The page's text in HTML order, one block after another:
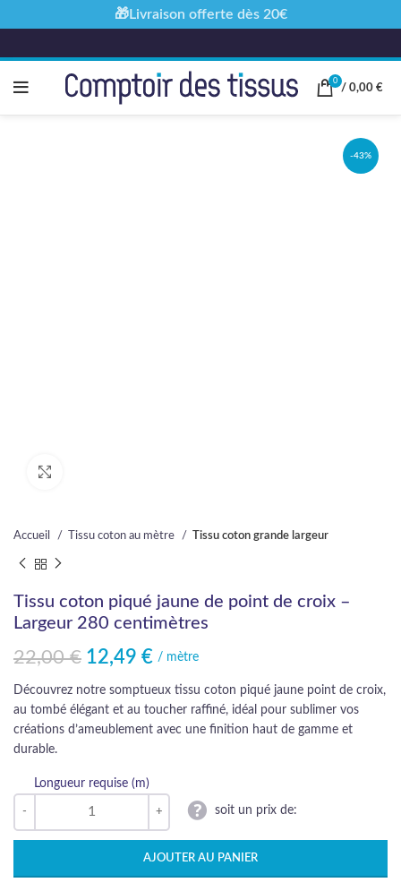
0
/ 0,00 €
-43%
Accueil Tissu coton au mètre Tissu coton grande largeur
Tissu coton piqué jaune de point de croix –
Largeur 280 centimètres
22,00€
Le prix initial était : 22,00 €.
12,49 €
Le prix actuel est : 12,49 €./ mètre
Découvrez notre somptueux tissu coton piqué jaune point de croix,
au tombé élégant et au toucher raffiné, idéal pour sublimer vos
créations d’ameublement avec une finition haut de gamme et
durable.
Longueur requise (m)
soit un prix de:
AJOUTER AU PANIER
🎁Livraison offerte dès 20€